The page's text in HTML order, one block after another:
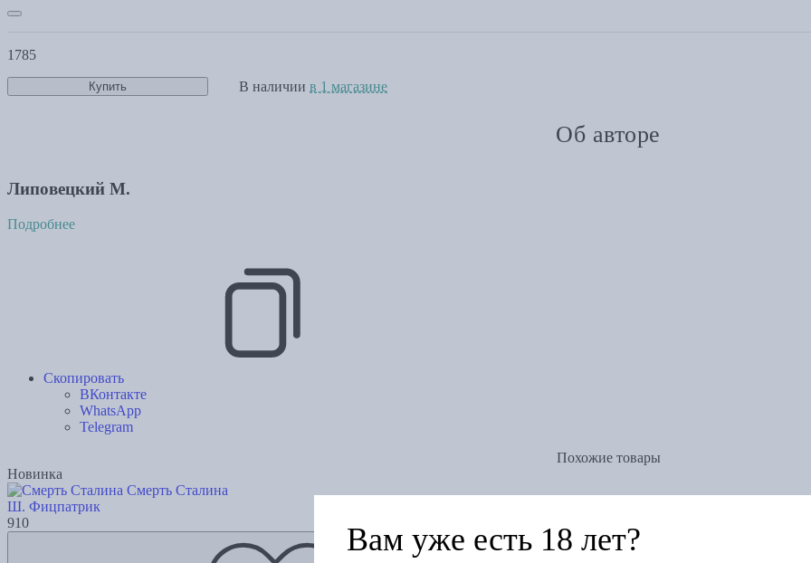
1785
Купить В наличии в 1 магазине
Об авторе
Липовецкий М.
Подробнее
Скопировать
ВКонтакте
WhatsApp
Telegram
Похожие товары
Новинка
Смерть Сталина
Ш. Фицпатрик
910
Вам уже есть 18 лет?